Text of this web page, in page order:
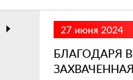
27 июня 2024
БЛАГОДАРЯ